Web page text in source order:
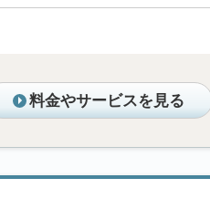
料金やサービスを見る